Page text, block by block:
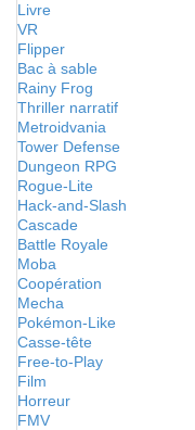
Livre
VR
Flipper
Bac à sable
Rainy Frog
Thriller narratif
Metroidvania
Tower Defense
Dungeon RPG
Rogue-Lite
Hack-and-Slash
Cascade
Battle Royale
Moba
Coopération
Mecha
Pokémon-Like
Casse-tête
Free-to-Play
Film
Horreur
FMV